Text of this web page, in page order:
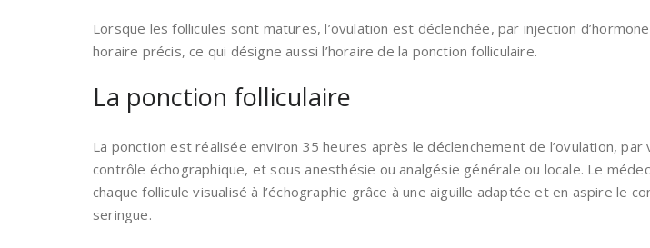
Lorsque les follicules sont matures, l’ovulation est déclenchée, par injection d’hormone
horaire précis, ce qui désigne aussi l’horaire de la ponction folliculaire.
La ponction folliculaire
La ponction est réalisée environ 35 heures après le déclenchement de l’ovulation, par
contrôle échographique, et sous anesthésie ou analgésie générale ou locale. Le
chaque follicule visualisé à l’échographie grâce à une aiguille adaptée et en aspire le
seringue.